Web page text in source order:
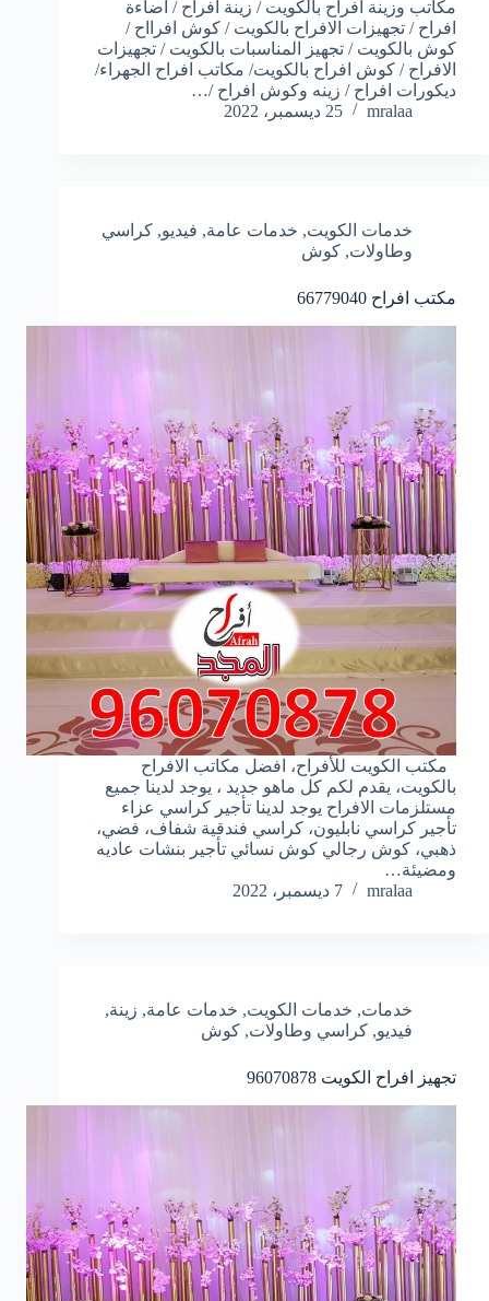
مكاتب وزينة افراح بالكويت / زينة افراح / اضاءة
افراح / تجهيزات الافراح بالكويت / كوش افرااح /
كوش بالكويت / تجهيز المناسبات بالكويت / تجهيزات
الافراح / كوش افراح بالكويت/ مكاتب افراح الجهراء/
ديكورات افراح / زينه وكوش افراح /…
mralaa
25 ديسمبر، 2022
خدمات الكويت, خدمات عامة, فيديو, كراسي
وطاولات, كوش
مكتب افراح 66779040
مكتب الكويت للأفراح، افضل مكاتب الافراح
بالكويت، يقدم لكم كل ماهو جديد ، يوجد لدينا جميع
مستلزمات الافراح يوجد لدينا تأجير كراسي عزاء
تأجير كراسي نابليون، كراسي فندقية شفاف، فضي،
ذهبي، كوش رجالي كوش نسائي تأجير بنشات عاديه
ومضيئة…
mralaa
7 ديسمبر، 2022
خدمات, خدمات الكويت, خدمات عامة, زينة,
فيديو, كراسي وطاولات, كوش
تجهيز افراح الكويت 96070878